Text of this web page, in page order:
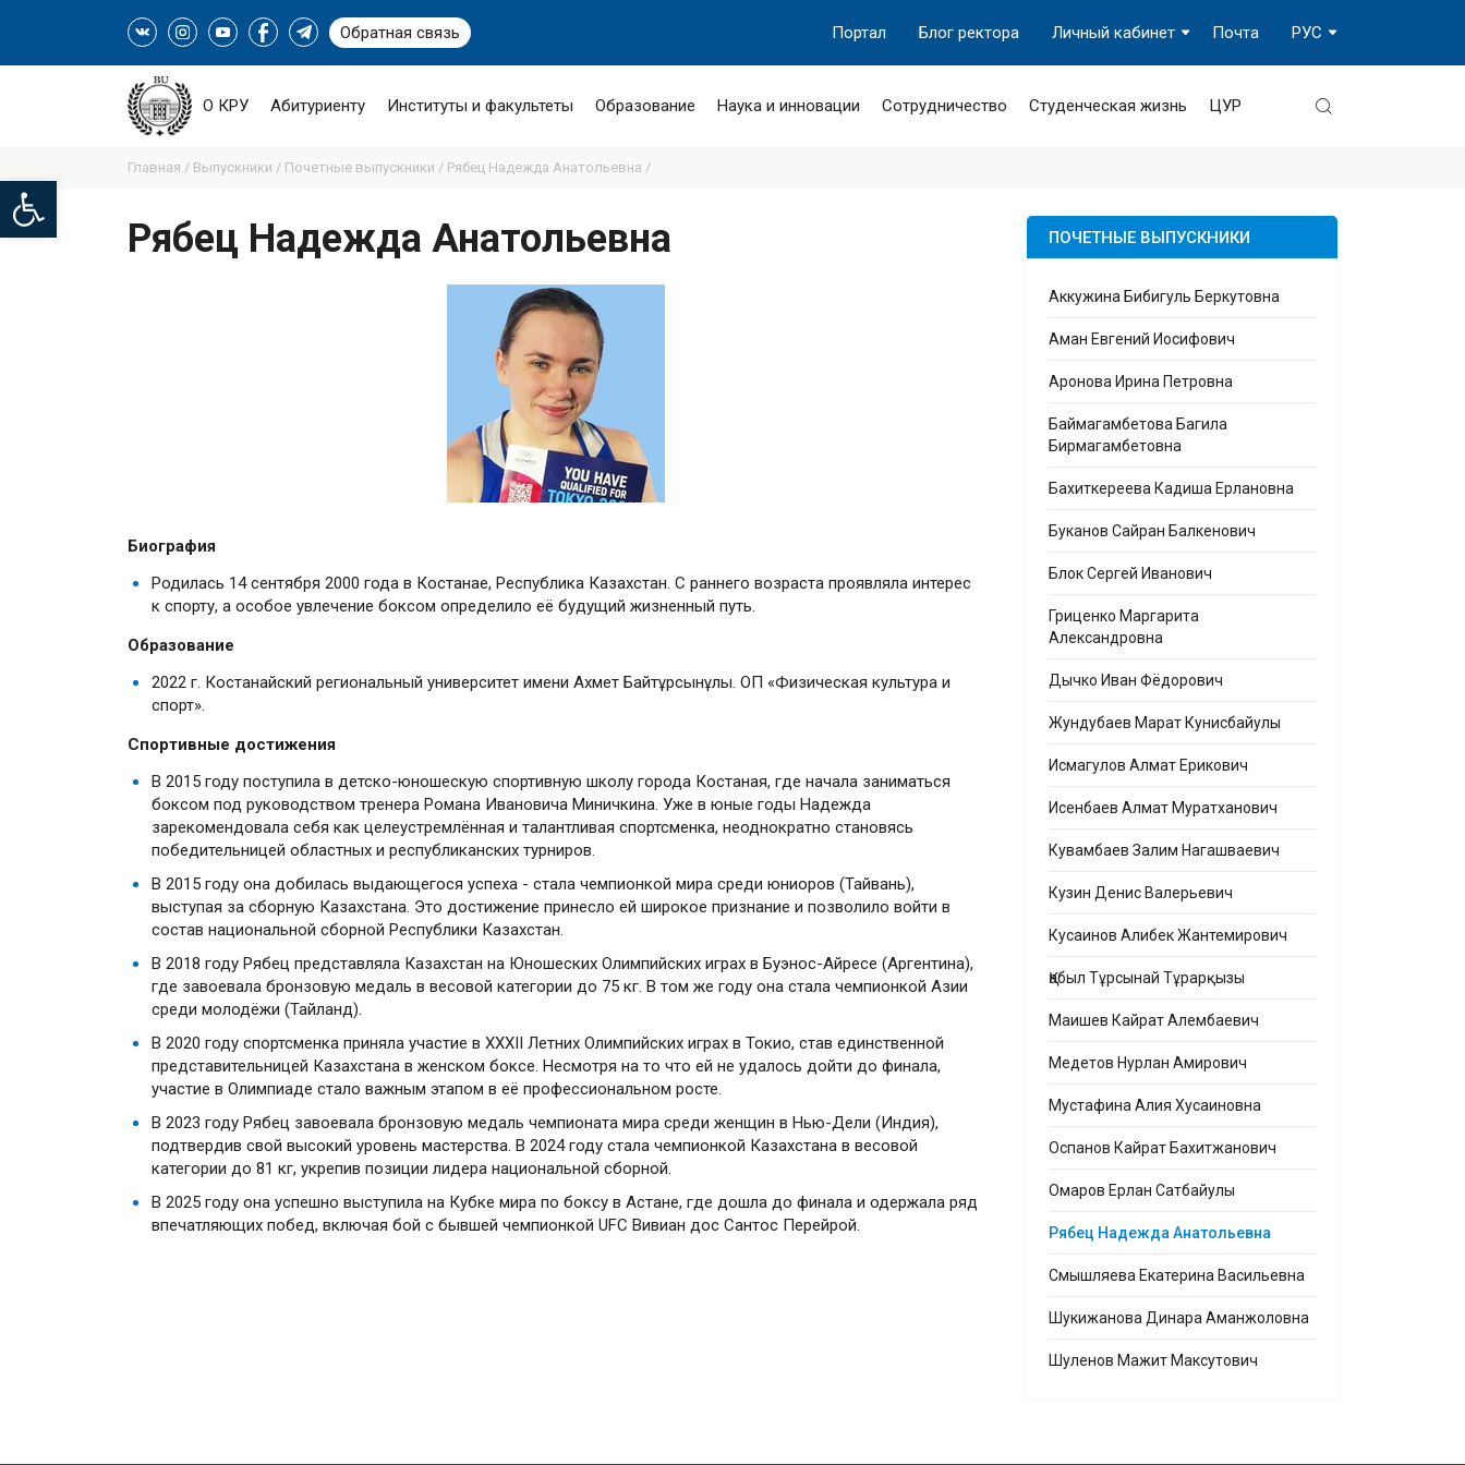
Open toolbar
Обратная связь РУС
Почта
Личный кабинет
Блог ректора
Портал
О КРУ Абитуриенту Институты и факультеты Образование Наука и инновации Сотрудничество Студенческая жизнь ЦУР
Главная / Выпускники / Почетные выпускники / Рябец Надежда Анатольевна /
Рябец Надежда Анатольевна
Биография
Родилась 14 сентября 2000 года в Костанае, Республика Казахстан. С раннего возраста проявляла интерес
к спорту, а особое увлечение боксом определило её будущий жизненный путь.
Образование
2022 г. Костанайский региональный университет имени Ахмет Байтұрсынұлы. ОП «Физическая культура и
спорт».
Спортивные достижения
В 2015 году поступила в детско-юношескую спортивную школу города Костаная, где начала заниматься
боксом под руководством тренера Романа Ивановича Миничкина. Уже в юные годы Надежда
зарекомендовала себя как целеустремлённая и талантливая спортсменка, неоднократно становясь
победительницей областных и республиканских турниров.
В 2015 году она добилась выдающегося успеха - стала чемпионкой мира среди юниоров (Тайвань),
выступая за сборную Казахстана. Это достижение принесло ей широкое признание и позволило войти в
состав национальной сборной Республики Казахстан.
В 2018 году Рябец представляла Казахстан на Юношеских Олимпийских играх в Буэнос-Айресе (Аргентина),
где завоевала бронзовую медаль в весовой категории до 75 кг. В том же году она стала чемпионкой Азии
среди молодёжи (Тайланд).
В 2020 году спортсменка приняла участие в XXXII Летних Олимпийских играх в Токио, став единственной
представительницей Казахстана в женском боксе. Несмотря на то что ей не удалось дойти до финала,
участие в Олимпиаде стало важным этапом в её профессиональном росте.
В 2023 году Рябец завоевала бронзовую медаль чемпионата мира среди женщин в Нью-Дели (Индия),
подтвердив свой высокий уровень мастерства. В 2024 году стала чемпионкой Казахстана в весовой
категории до 81 кг, укрепив позиции лидера национальной сборной.
В 2025 году она успешно выступила на Кубке мира по боксу в Астане, где дошла до финала и одержала ряд
впечатляющих побед, включая бой с бывшей чемпионкой UFC Вивиан дос Сантос Перейрой.
ПОЧЕТНЫЕ ВЫПУСКНИКИ
Аккужина Бибигуль Беркутовна
Аман Евгений Иосифович
Аронова Ирина Петровна
Баймагамбетова Багила
Бирмагамбетовна
Бахиткереева Кадиша Ерлановна
Буканов Сайран Балкенович
Блок Сергей Иванович
Гриценко Маргарита
Александровна
Дычко Иван Фёдорович
Жундубаев Марат Кунисбайулы
Исмагулов Алмат Ерикович
Исенбаев Алмат Муратханович
Кувамбаев Залим Нагашваевич
Кузин Денис Валерьевич
Кусаинов Алибек Жантемирович
Қабыл Тұрсынай Тұрарқызы
Маишев Кайрат Алембаевич
Медетов Нурлан Амирович
Мустафина Алия Хусаиновна
Оспанов Кайрат Бахитжанович
Омаров Ерлан Сатбайулы
Рябец Надежда Анатольевна
Смышляева Екатерина Васильевна
Шукижанова Динара Аманжоловна
Шуленов Мажит Максутович